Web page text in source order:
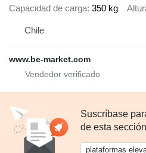
Capacidad de carga 350 kg
Chile
www.be-market.com
Suscríbase
de esta sección
plataformas